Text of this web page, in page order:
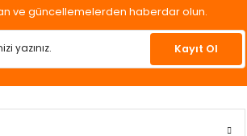
ve güncellemelerden haberdar olun.
Kayıt Ol